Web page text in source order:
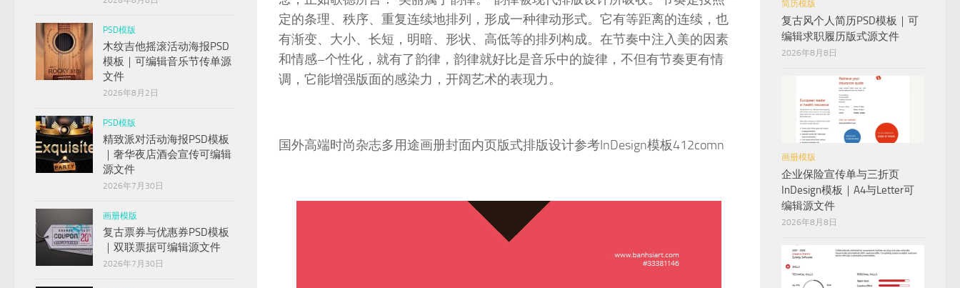
定的条理、秩序、重复连续地排列，形成一种律动形式。它有等距离的连续，也
有渐变、大小、长短，明暗、形状、高低等的排列构成。在节奏中注入美的因素
和情感–个性化，就有了韵律，韵律就好比是音乐中的旋律，不但有节奏更有情
调，它能增强版面的感染力，开阔艺术的表现力。
国外高端时尚杂志多用途画册封面内页版式排版设计参考InDesign模板412comn
PSD模版
木纹吉他摇滚活动海报PSD
模板｜可编辑音乐节传单源
文件
2026年8月2日
PSD模版
精致派对活动海报PSD模板
｜奢华夜店酒会宣传可编辑
源文件
2026年7月30日
画册模版
复古票券与优惠券PSD模板
｜双联票据可编辑源文件
2026年7月30日
简历模版
复古风个人简历PSD模板｜可
编辑求职履历版式源文件
2026年8月8日
画册模版
企业保险宣传单与三折页
InDesign模板｜A4与Letter可
编辑源文件
2026年8月8日